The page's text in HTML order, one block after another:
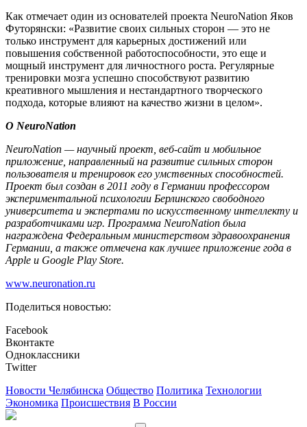
Как отмечает один из основателей проекта NeuroNation Яков
Футорянски: «Развитие своих сильных сторон — это не
только инструмент для карьерных достижений или
повышения собственной работоспособности, это еще и
мощный инструмент для личностного роста. Регулярные
тренировки мозга успешно способствуют развитию
креативного мышления и нестандартного творческого
подхода, которые влияют на качество жизни в целом».
О NeuroNation
NeuroNation — научный проект, веб-сайт и мобильное
приложение, направленный на развитие сильных сторон
пользователя и тренировок его умственных способностей.
Проект был создан в 2011 году в Германии профессором
экспериментальной психологии Берлинского свободного
университета и экспертами по искусственному интеллекту и
разработчиками игр. Программа NeuroNation была
награждена Федеральным министерством здравоохранения
Германии, а также отмечена как лучшее приложение года в
Apple и Google Play Store.
www.neuronation.ru
Поделиться новостью:
Facebook
Вконтакте
Одноклассники
Twitter
Новости Челябинска Общество Политика Технологии
Экономика Происшествия В России